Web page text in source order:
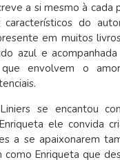
a si mesmo à cada
característicos do
em muitos
azul e
envolvem o
se encantou
ele convida
a se apaixonarem
como Enriqueta que